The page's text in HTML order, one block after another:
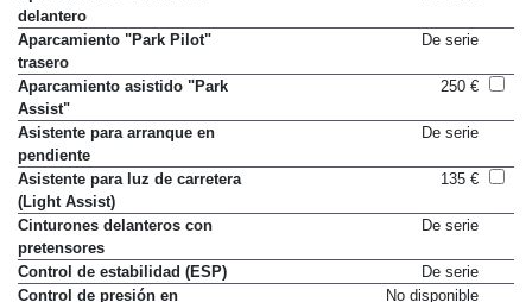
Aparcamiento "Park Pilot"
delantero
Aparcamiento "Park Pilot"
trasero
Aparcamiento asistido "Park
Assist"
Asistente para arranque en
pendiente
Asistente para luz de carretera
(Light Assist)
Cinturones delanteros con
pretensores
Control de estabilidad (ESP)
De serie